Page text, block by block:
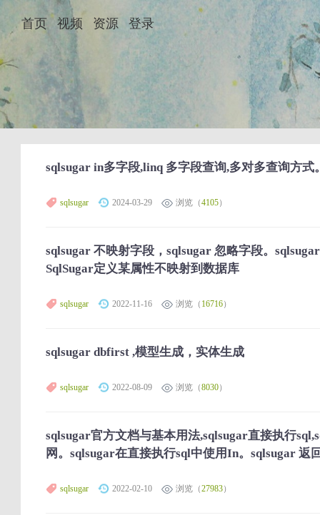
首页 视频 资源 登录
sqlsugar in多字段,linq 多字段查询,多对多查询方式
sqlsugar 2024-03-29 浏览（4105）
sqlsugar 不映射字段，sqlsugar 忽略字段。
SqlSugar定义某属性不映射到数据库
sqlsugar 2022-11-16 浏览（ 16716）
sqlsugar dbfirst ,模型生成，实体生成
sqlsugar 2022-08-09 浏览（8030）
sqlsugar官方文档与基本用法,sqlsugar直接执行
网。sqlsugar在直接执行sql中使用In。sqlsugar 返
sqlsugar 2022-02-10 浏览（27983）